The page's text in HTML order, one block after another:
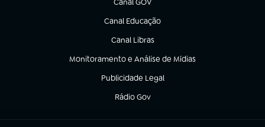
Canal GOV
(abre em nova aba)
Canal Educação
(abre em nova aba)
Canal Libras
(abre em nova aba)
Monitoramento e Análise de Mídias
(abre em nova aba)
Publicidade Legal
(abre em nova aba)
Rádio Gov
(abre em nova aba)